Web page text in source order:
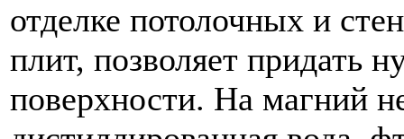
отделке потолочных и
плит, позволяет придать
поверхности. На магний